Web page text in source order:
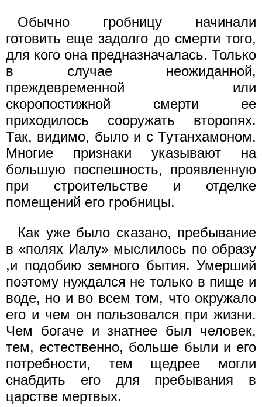
Обычно гробницу начинали
готовить еще задолго до смерти того,
для кого она предназначалась. Только
в случае неожиданной,
преждевременной или
скоропостижной смерти ее
приходилось сооружать второпях.
Так, видимо, было и с Тутанхамоном.
Многие признаки указывают на
большую поспешность, проявленную
при строительстве и отделке
помещений его гробницы.
Как уже было сказано, пребывание
в «полях Иалу» мыслилось по образу
,и подобию земного бытия. Умерший
поэтому нуждался не только в пище и
воде, но и во всем том, что окружало
его и чем он пользовался при жизни.
Чем богаче и знатнее был человек,
тем, естественно, больше были и его
потребности, тем щедрее могли
снабдить его для пребывания в
царстве мертвых.